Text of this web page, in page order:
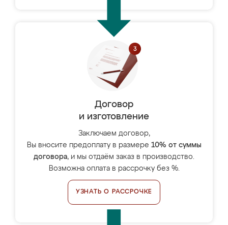
Договор
и изготовление
Заключаем договор,
Вы вносите предоплату в размере 10% от суммы
договора, и мы отдаём заказ в производство.
Возможна оплата в рассрочку без %.
УЗНАТЬ О РАССРОЧКЕ